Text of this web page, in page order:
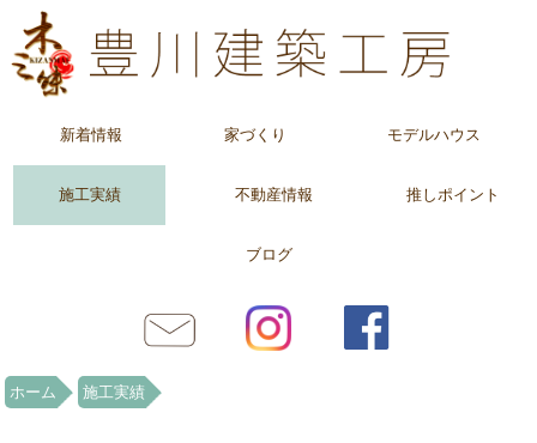
新着情報 家づくり モデルハウス
施工実績 不動産情報 推しポイント
ブログ
ホーム 施工実績